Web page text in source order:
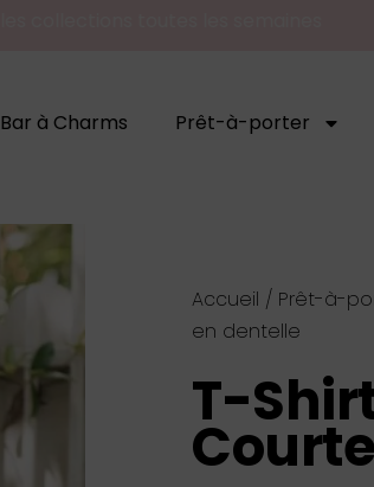
Bar à Charms Prêt-à-porter
Accueil / Prêt-à-
en dentelle
T-